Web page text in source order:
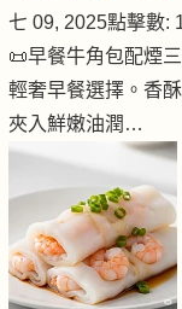
七 09, 2025點擊數:
📜早餐牛角包配煙
輕奢早餐選擇。香
夾入鮮嫩油潤…